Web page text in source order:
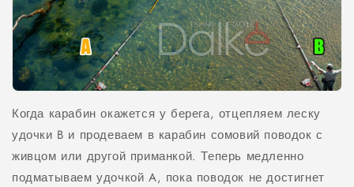
Когда карабин окажется у берега, отцепляем леску
удочки B и продеваем в карабин сомовий поводок с
живцом или другой приманкой. Теперь медленно
подматываем удочкой A, пока поводок не достигнет